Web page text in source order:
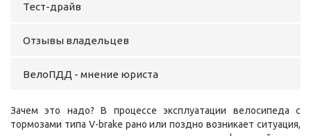
Тест-драйв
Отзывы владельцев
ВелоПДД - мнение юриста
Зачем это надо? В процессе эксплуатации велосипеда с
тормозами типа V-brake рано или поздно возникает ситуация,